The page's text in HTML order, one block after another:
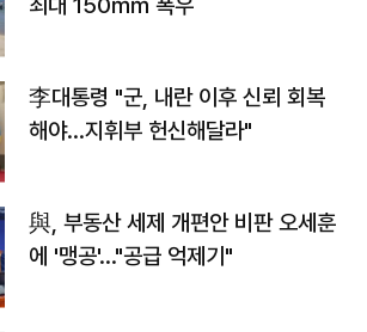
李대통령 "군, 내란 이후 신뢰 회복
해야…지휘부 헌신해달라"
與, 부동산 세제 개편안 비판 오세훈
에 '맹공'…"공급 억제기"